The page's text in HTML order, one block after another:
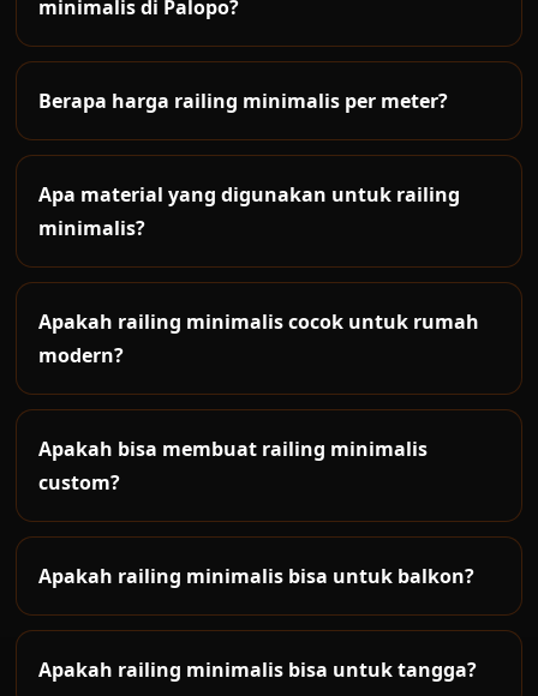
minimalis di Palopo?
Ya. Rayka Perkasa melayani pembuatan dan
pemasangan railing minimalis di Palopo untuk
bangunan modern.
Berapa harga railing minimalis per meter?
Harga railing minimalis tergantung material,
panjang area, model, finishing, tingkat kerumitan
dan kondisi pemasangan.
Apa material yang digunakan untuk railing
minimalis?
Material umum meliputi besi hollow, stainless,
kaca tempered, expanded metal, besi solid,
aluminium dan kombinasi material lain.
Apakah railing minimalis cocok untuk rumah
modern?
Sangat cocok. Railing minimalis memberi tampilan
simpel, bersih dan modern untuk rumah masa
kini.
Apakah bisa membuat railing minimalis
custom?
Bisa. Desain dapat mengikuti gambar arsitek,
referensi owner, ukuran lokasi dan konsep
Apakah railing minimalis bisa untuk balkon?
Bisa. Railing balkon minimalis cocok untuk fasad
rumah, apartemen, villa, rooftop dan area luar
Apakah railing minimalis bisa untuk tangga?